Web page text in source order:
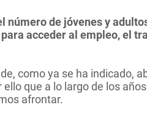
número de jóvenes y
acceder al empleo, el
como ya se ha indicado,
que a lo largo de los
afrontar.